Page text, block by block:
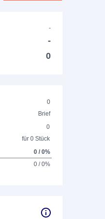
-
-
0
0
Brief
0
für 0 Stück
0 / 0%
0 / 0%